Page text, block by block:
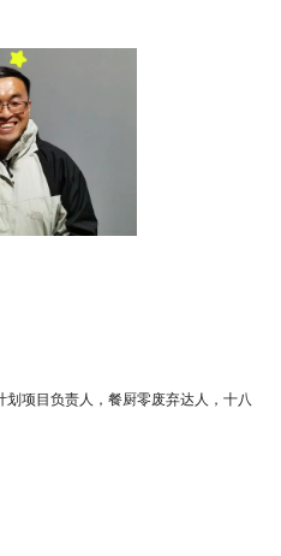
项目负责人，餐厨零废弃达人，十八